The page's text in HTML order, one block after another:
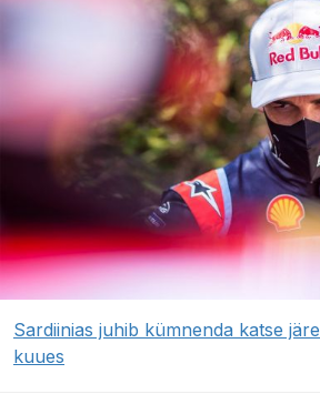
Sardiinias juhib kümnenda katse
kuues